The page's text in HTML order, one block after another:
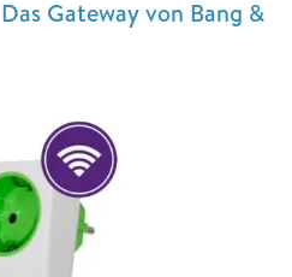
Gateway von Bang &